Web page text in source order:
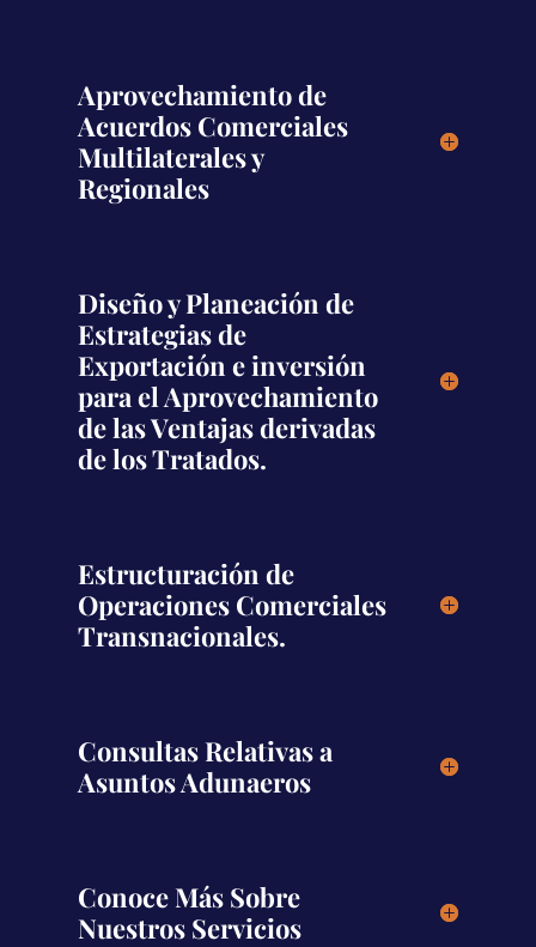
Aprovechamiento de
Acuerdos Comerciales
Multilaterales y
Regionales
Diseño y Planeación de
Estrategias de
Exportación e inversión
para el Aprovechamiento
de las Ventajas derivadas
de los Tratados.
Estructuración de
Operaciones Comerciales
Transnacionales.
Consultas Relativas a
Asuntos Adunaeros
Conoce Más Sobre
Nuestros Servicios